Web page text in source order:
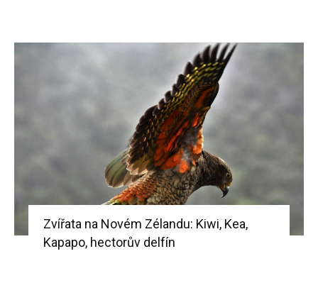
Zvířata na Novém Zélandu: Kiwi, Kea,
Kapapo, hectorův delfín